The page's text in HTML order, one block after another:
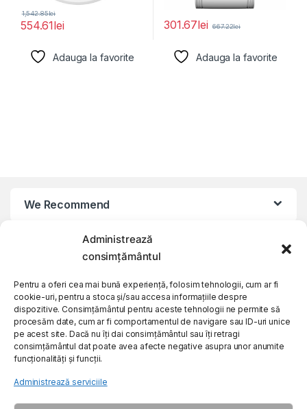
Administrează
consimțământul
Pentru a oferi cea mai bună experiență, folosim tehnologii, cum ar fi
cookie-uri, pentru a stoca și/sau accesa informațiile despre
dispozitive. Consimțământul pentru aceste tehnologii ne permite să
procesăm date, cum ar fi comportamentul de navigare sau ID-uri unice
pe acest site. Dacă nu îți dai consimțământul sau îți retragi
consimțământul dat poate avea afecte negative asupra unor anumite
funcționalități și funcții.
Administrează serviciile
554.61lei
1,542.85lei
Adauga la favorite
301.67lei 667.22lei
Adauga la favorite
We Recommend
My Account
Customer Care
About Us